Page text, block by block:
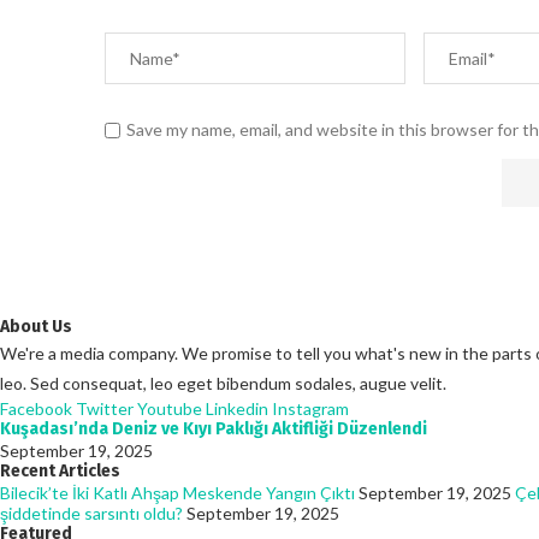
Save my name, email, and website in this browser for
About Us
We're a media company. We promise to tell you what's new in the
leo. Sed consequat, leo eget bibendum sodales, augue velit.
Facebook TwitterYoutubeLinkedin Instagram
Kuşadası’nda Deniz ve Kıyı Paklığı Aktifliği Düzenlendi
September 19, 2025
Recent Articles
Bilecik’te İki Katlı Ahşap Meskende Yangın Çıktı September 19, 2025
şiddetinde sarsıntı oldu? September 19, 2025
Featured